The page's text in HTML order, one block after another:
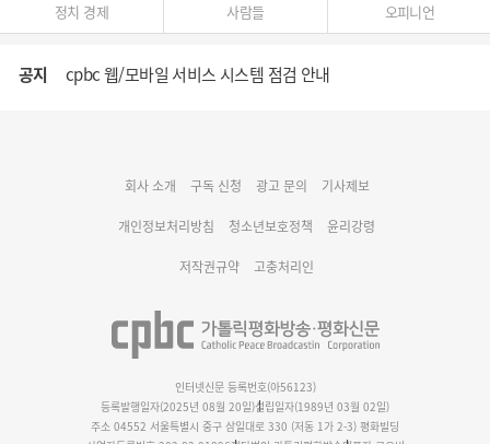
정치 경제 사람들 오피니언
공지 cpbc 웹/모바일 서비스 시스템 점검 안내
명동 미디어큐브 & 1898 미디어월 공모전 수상작 발표
회사 소개 구독 신청 광고 문의 기사제보
개인정보처리방침 청소년보호정책 윤리강령
저작권규약 고충처리인
인터넷신문 등록번호(아56123)
등록발행일자(2025년 08월 20일)설립일자(1989년 03월 02일)
주소 04552 서울특별시 중구 삼일대로 330 (저동 1가 2-3) 평화빌딩